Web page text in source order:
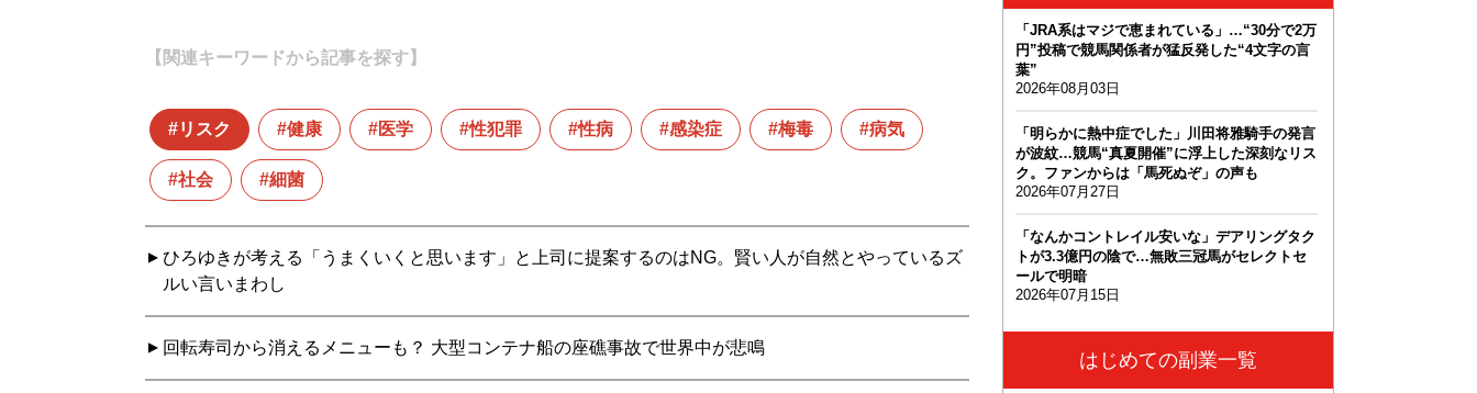
【関連キーワードから記事を探す】
リスク 健康 医学 性犯罪 性病 感染症 梅毒 病気
社会 細菌
ひろゆきが考える「うまくいくと思います」と上司に提案するのはNG。賢い人が自然とやっているズ
ルい言いまわし
回転寿司から消えるメニューも？ 大型コンテナ船の座礁事故で世界中が悲鳴
「JRA系はマジで恵まれている」…“30分で2万
円”投稿で競馬関係者が猛反発した“4文字の言
葉”
2026年08月03日
「明らかに熱中症でした」川田将雅騎手の発言
が波紋…競馬“真夏開催”に浮上した深刻なリス
ク。ファンからは「馬死ぬぞ」の声も
2026年07月27日
「なんかコントレイル安いな」デアリングタク
トが3.3億円の陰で…無敗三冠馬がセレクトセ
ールで明暗
2026年07月15日
はじめての副業一覧